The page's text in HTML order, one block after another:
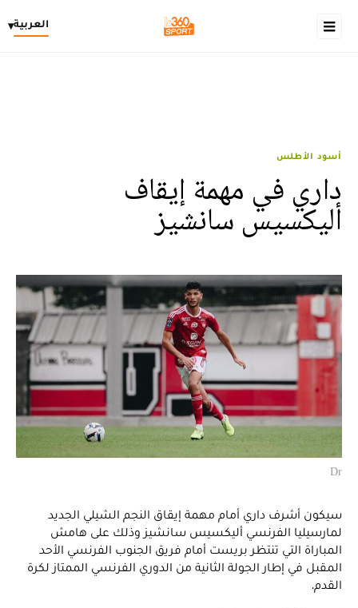
العربية▾
أسود الأطلس
داري في مهمة إيقاف
أليكسيس سانشيز
Dr
سيكون أشرف داري أمام مهمة إيقاق النجم الشيلي الجديد
لمارسيليا الفرنسي أليكسيس سانشيز وذلك على هامش
المباراة التي تنتظر بريست أمام فريق الجنوب الفرنسي الأحد
المقبل في إطار الجولة الثانية من الدوري الفرنسي الممتاز لكرة
القدم.